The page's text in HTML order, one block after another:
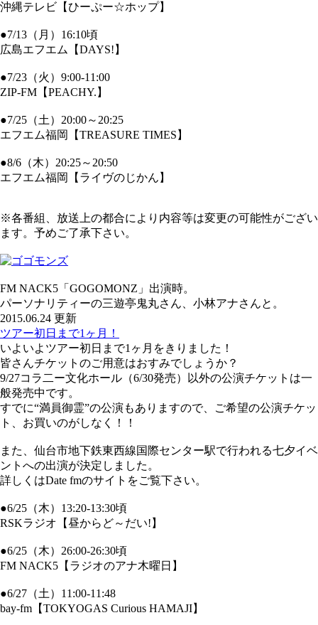
沖縄テレビ【ひーぷー☆ホップ】
●7/13（月）16:10頃
広島エフエム【DAYS!】
●7/23（火）9:00-11:00
ZIP-FM【PEACHY.】
●7/25（土）20:00～20:25
エフエム福岡【TREASURE TIMES】
●8/6（木）20:25～20:50
エフエム福岡【ライヴのじかん】
※各番組、放送上の都合により内容等は変更の可能性がござい
ます。予めご了承下さい。
FM NACK5「GOGOMONZ」出演時。
パーソナリティーの三遊亭鬼丸さん、小林アナさんと。
2015.06.24 更新
ツアー初日まで1ヶ月！
いよいよツアー初日まで1ヶ月をきりました！
皆さんチケットのご用意はおすみでしょうか？
9/27コラ二ー文化ホール（6/30発売）以外の公演チケットは一
般発売中です。
すでに“満員御霊”の公演もありますので、ご希望の公演チケッ
ト、お買いのがしなく！！
また、仙台市地下鉄東西線国際センター駅で行われる七夕イベ
ントへの出演が決定しました。
詳しくはDate fmのサイトをご覧下さい。
●6/25（木）13:20-13:30頃
RSKラジオ【昼からど～だい!】
●6/25（木）26:00-26:30頃
FM NACK5【ラジオのアナ木曜日】
●6/27（土）11:00-11:48
bay-fm【TOKYOGAS Curious HAMAJI】